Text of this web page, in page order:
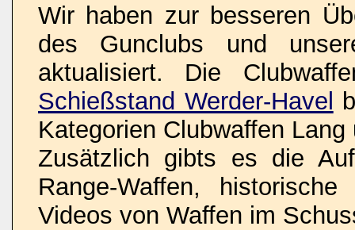
Wir haben zur besseren
des Gunclubs und
aktualisiert. Die
Schießstand Werder-Havel
Kategorien Clubwaffen Lang
Zusätzlich gibts es die
Range-Waffen,
Videos von Waffen im